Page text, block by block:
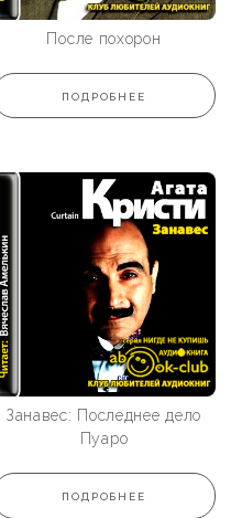
После похорон
ПОДРОБНЕЕ
Занавес: Последнее дело
Пуаро
ПОДРОБНЕЕ